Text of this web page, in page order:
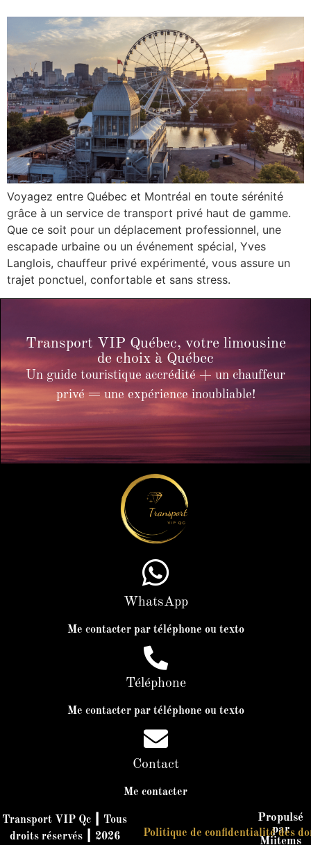
Voyagez entre Québec et Montréal en toute sérénité
grâce à un service de transport privé haut de gamme.
Que ce soit pour un déplacement professionnel, une
escapade urbaine ou un événement spécial, Yves
Langlois, chauffeur privé expérimenté, vous assure un
trajet ponctuel, confortable et sans stress.
Transport VIP Québec, votre limousine
de choix à Québec
Un guide touristique accrédité + un chauffeur
privé = une expérience inoubliable!
WhatsApp
Me contacter par téléphone ou texto
Téléphone
Me contacter par téléphone ou texto
Contact
Me contacter
Transport VIP Qc ┃ Tous
droits réservés ┃ 2026
Politique de confidentialité des
Propulsé
par
Miitems